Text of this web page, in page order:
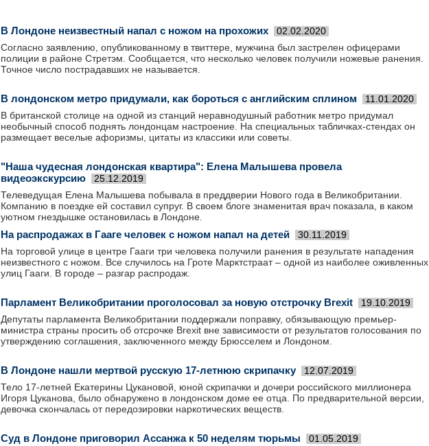
В Лондоне неизвестный напал с ножом на прохожих 02.02.2020
Согласно заявлению, опубликованному в твиттере, мужчина был застрелен офицерами
полиции в районе Стретэм. Сообщается, что несколько человек получили ножевые ранения.
Точное число пострадавших не называется.
В лондонском метро придумали, как бороться с английским сплином 11.01.2020
В британской столице на одной из станций неравнодушный работник метро придумал
необычный способ поднять лондонцам настроение. На специальных табличках-стендах он
размещает веселые афоризмы, цитаты из классики или советы.
"Наша чудесная лондонская квартира": Елена Малышева провела
видеоэкскурсию
25.12.2019
Телеведущая Елена Малышева побывала в преддверии Нового года в Великобритании.
Компанию в поездке ей составил супруг. В своем блоге знаменитая врач показала, в каком
уютном гнездышке остановилась в Лондоне.
На распродажах в Гааге человек с ножом напал на детей 30.11.2019
На торговой улице в центре Гааги три человека получили ранения в результате нападения
неизвестного с ножом. Все случилось на Гроте Марктстраат – одной из наиболее оживленных
улиц Гааги. В городе – разгар распродаж.
Парламент Великобритании проголосовал за новую отстрочку Brexit 19.10.2019
Депутаты парламента Великобритании поддержали поправку, обязывающую премьер-
министра страны просить об отсрочке Brexit вне зависимости от результатов голосования по
утверждению соглашения, заключенного между Брюсселем и Лондоном.
В Лондоне нашли мертвой русскую 17-летнюю скрипачку 12.07.2019
Тело 17-летней Екатерины Цукановой, юной скрипачки и дочери российского миллионера
Игоря Цуканова, было обнаружено в лондонском доме ее отца. По предварительной версии,
девочка скончалась от передозировки наркотических веществ.
Суд в Лондоне приговорил Ассанжа к 50 неделям тюрьмы 01.05.2019